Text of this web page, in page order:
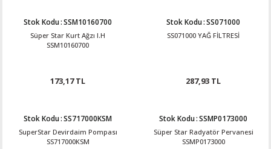
Stok Kodu:SSM10160700
Süper Star Kurt Ağzı I.H
SSM10160700
173,17 TL
Stok Kodu:SS071000
SS071000 YAĞ FİLTRESİ
287,93 TL
Stok Kodu:SS717000KSM
SuperStar Devirdaim Pompası
SS717000KSM
Stok Kodu:SSMP0173000
Süper Star Radyatör Pervanesi
SSMP0173000